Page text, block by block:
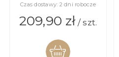
Czas dostawy: 2 dni robocze
209,90 zł/ szt.